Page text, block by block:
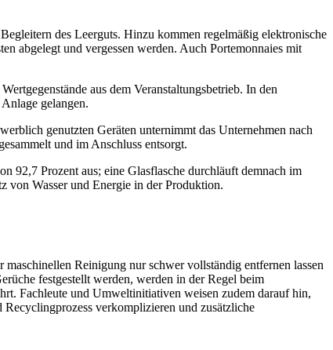
des Leerguts. Hinzu kommen regelmäßig elektronische
abgelegt und vergessen werden. Auch Portemonnaies mit
aus dem Veranstaltungsbetrieb. In den
gelangen.
genutzten Geräten unternimmt das Unternehmen nach
und im Anschluss entsorgt.
92,7 Prozent aus; eine Glasflasche durchläuft demnach im
von Wasser und Energie in der Produktion.
Reinigung nur schwer vollständig entfernen lassen
festgestellt werden, werden in der Regel beim
Fachleute und Umweltinitiativen weisen zudem darauf hin,
verkomplizieren und zusätzliche